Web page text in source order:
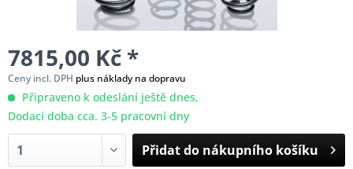
7815,00 Kč *
Ceny incl. DPH plus náklady na dopravu
Připraveno k odeslání ještě dnes,
Dodací doba cca. 3-5 pracovní dny
Přidat do nákupního košíku